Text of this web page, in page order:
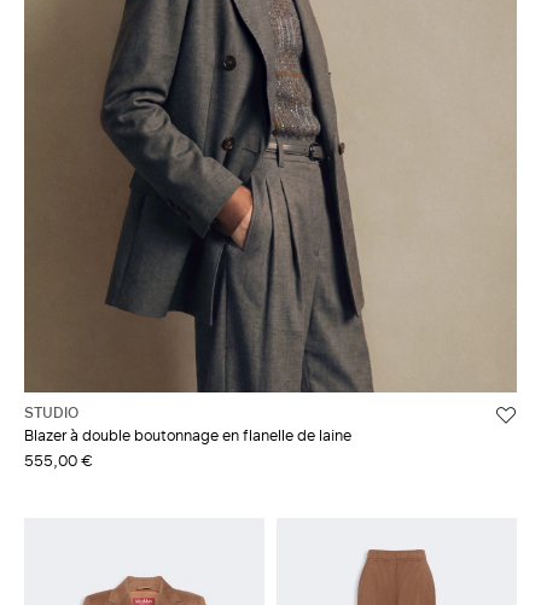
STUDIO
Blazer à double boutonnage en flanelle de laine
555,00 €